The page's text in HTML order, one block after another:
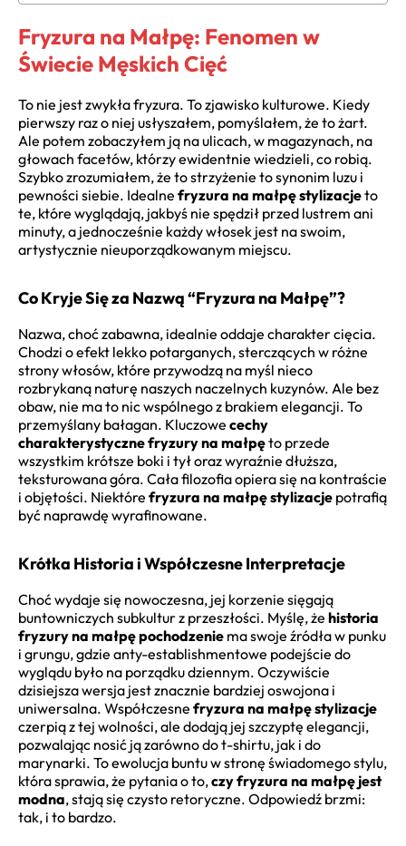
Fryzura na Małpę: Fenomen w
Świecie Męskich Cięć
To nie jest zwykła fryzura. To zjawisko kulturowe. Kiedy
pierwszy raz o niej usłyszałem, pomyślałem, że to żart.
Ale potem zobaczyłem ją na ulicach, w magazynach, na
głowach facetów, którzy ewidentnie wiedzieli, co robią.
Szybko zrozumiałem, że to strzyżenie to synonim luzu i
pewności siebie. Idealne fryzura na małpę stylizacjeto
te, które wyglądają, jakbyś nie spędził przed lustrem ani
minuty, a jednocześnie każdy włosek jest na swoim,
artystycznie nieuporządkowanym miejscu.
Co Kryje Się za Nazwą “Fryzura na Małpę”?
Nazwa, choć zabawna, idealnie oddaje charakter cięcia.
Chodzi o efekt lekko potarganych, sterczących w różne
strony włosów, które przywodzą na myśl nieco
rozbrykaną naturę naszych naczelnych kuzynów. Ale bez
obaw, nie ma to nic wspólnego z brakiem elegancji. To
przemyślany bałagan. Kluczowe cechy
charakterystyczne fryzury na małpęto przede
wszystkim krótsze boki i tył oraz wyraźnie dłuższa,
teksturowana góra. Cała filozofia opiera się na kontraście
i objętości. Niektóre fryzura na małpę stylizacje potrafią
być naprawdę wyrafinowane.
Krótka Historia i Współczesne Interpretacje
Choć wydaje się nowoczesna, jej korzenie sięgają
buntowniczych subkultur z przeszłości. Myślę, że historia
fryzury na małpę pochodzenie ma swoje źródła w punku
i grungu, gdzie anty-establishmentowe podejście do
wyglądu było na porządku dziennym. Oczywiście
dzisiejsza wersja jest znacznie bardziej oswojona i
uniwersalna. Współczesne fryzura na małpę stylizacje
czerpią z tej wolności, ale dodają jej szczyptę elegancji,
pozwalając nosić ją zarówno do t-shirtu, jak i do
marynarki. To ewolucja buntu w stronę świadomego stylu,
która sprawia, że pytania o to,czy fryzura na małpę jest
modna, stają się czysto retoryczne. Odpowiedź brzmi:
tak, i to bardzo.